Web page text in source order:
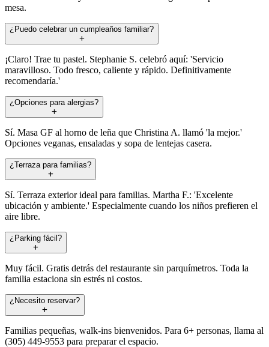
mesa.
¿Puedo celebrar un cumpleaños familiar?
¡Claro! Trae tu pastel. Stephanie S. celebró aquí: 'Servicio
maravilloso. Todo fresco, caliente y rápido. Definitivamente
recomendaría.'
¿Opciones para alergias?
Sí. Masa GF al horno de leña que Christina A. llamó 'la mejor.'
Opciones veganas, ensaladas y sopa de lentejas casera.
¿Terraza para familias?
Sí. Terraza exterior ideal para familias. Martha F.: 'Excelente
ubicación y ambiente.' Especialmente cuando los niños prefieren el
aire libre.
¿Parking fácil?
Muy fácil. Gratis detrás del restaurante sin parquímetros. Toda la
familia estaciona sin estrés ni costos.
¿Necesito reservar?
Familias pequeñas, walk-ins bienvenidos. Para 6+ personas, llama al
(305) 449-9553 para preparar el espacio.